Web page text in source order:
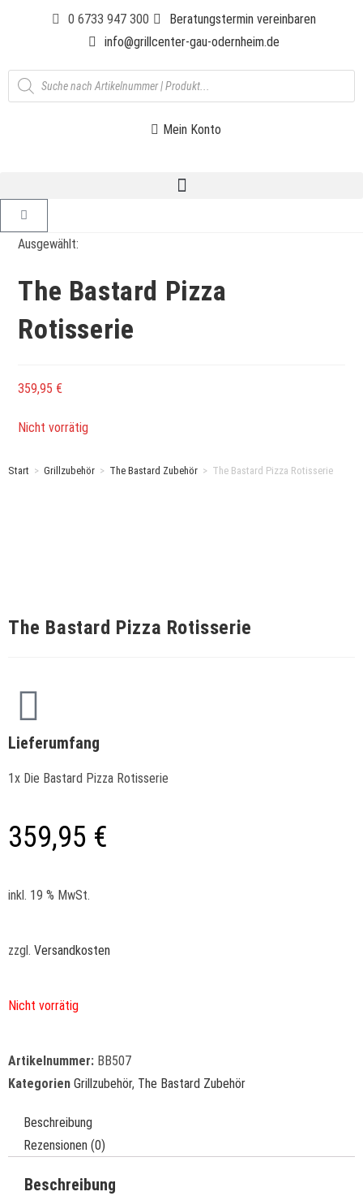
0 6733 947 300
Beratungstermin vereinbaren
info@grillcenter-gau-odernheim.de
Mein Konto
Ausgewählt:
The Bastard Pizza
Rotisserie
359,95 €
Nicht vorrätig
Start > Grillzubehör > The Bastard Zubehör > The Bastard Pizza Rotisserie
The Bastard Pizza Rotisserie
Lieferumfang
1x Die Bastard Pizza Rotisserie
359,95 €
inkl. 19 % MwSt.
zzgl. Versandkosten
Nicht vorrätig
Artikelnummer: BB507
Kategorien Grillzubehör, The Bastard Zubehör
Beschreibung
Rezensionen (0)
Beschreibung